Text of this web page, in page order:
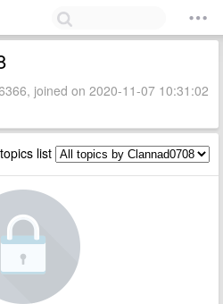
joined on 2020-11-07 10:31:02
list